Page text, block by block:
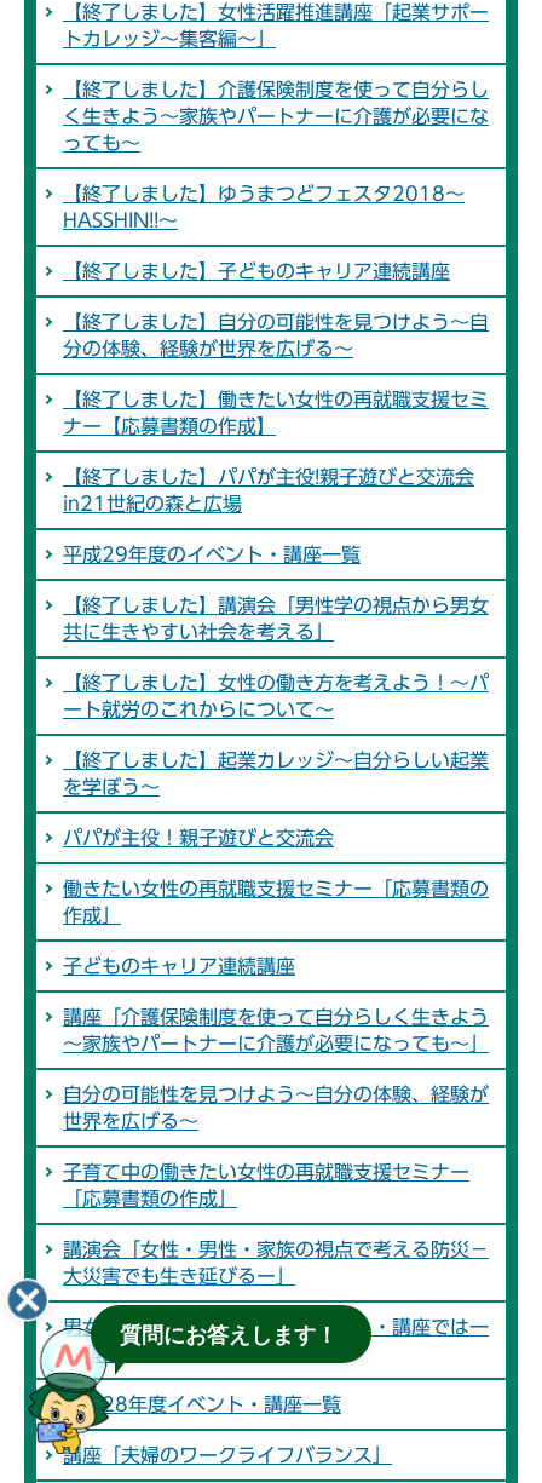
【終了しました】女性活躍推進講座「起業サポー
トカレッジ～集客編～」
【終了しました】介護保険制度を使って自分らし
く生きよう～家族やパートナーに介護が必要にな
っても～
【終了しました】ゆうまつどフェスタ2018～
HASSHIN!!～
【終了しました】子どものキャリア連続講座
【終了しました】自分の可能性を見つけよう～自
分の体験、経験が世界を広げる～
【終了しました】働きたい女性の再就職支援セミ
ナー【応募書類の作成】
【終了しました】パパが主役!親子遊びと交流会
in21世紀の森と広場
平成29年度のイベント・講座一覧
【終了しました】講演会「男性学の視点から男女
共に生きやすい社会を考える」
【終了しました】女性の働き方を考えよう！～パ
ート就労のこれからについて～
【終了しました】起業カレッジ～自分らしい起業
を学ぼう～
パパが主役！親子遊びと交流会
働きたい女性の再就職支援セミナー「応募書類の
作成」
子どものキャリア連続講座
講座「介護保険制度を使って自分らしく生きよう
～家族やパートナーに介護が必要になっても～」
自分の可能性を見つけよう～自分の体験、経験が
世界を広げる～
子育て中の働きたい女性の再就職支援セミナー
「応募書類の作成」
講演会「女性・男性・家族の視点で考える防災－
大災害でも生き延びるー」
男女共同参画課が主催するイベント・講座では一
時預かりを行っています
平成28年度イベント・講座一覧
講座「夫婦のワークライフバランス」
質問にお答えします！